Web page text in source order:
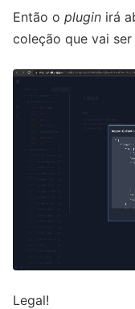
Então o plugin irá
coleção que vai
Legal!